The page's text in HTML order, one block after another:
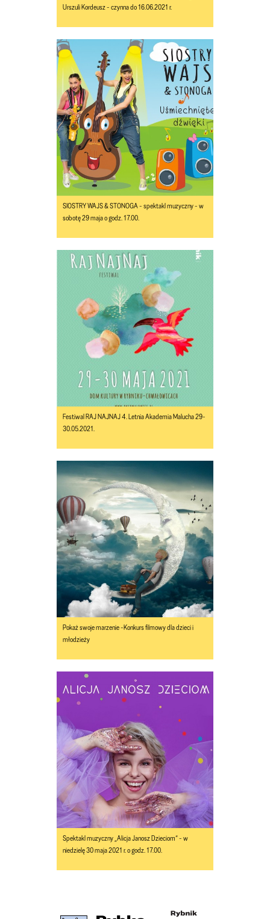
Urszuli Kordeusz - czynna do 16.06.2021 r.
SIOSTRY WAJS & STONOGA - spektakl muzyczny - w
sobotę 29 maja o godz. 17.00.
Festiwal RAJ NAJNAJ 4. Letnia Akademia Malucha 29-
30.05.2021.
Pokaż swoje marzenie -Konkurs filmowy dla dzieci i
młodzieży
Spektakl muzyczny „Alicja Janosz Dzieciom” - w
niedzielę 30 maja 2021 r. o godz. 17.00.